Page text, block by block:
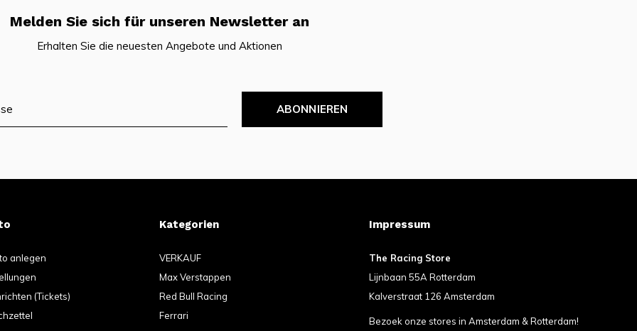
Melden Sie sich für unseren Newsletter an
Erhalten Sie die neuesten Angebote und Aktionen
ABONNIEREN
anlegen
(Tickets)
Kategorien
VERKAUF
Max Verstappen
Red Bull Racing
Ferrari
Impressum
The Racing Store
Lijnbaan 55A Rotterdam
Kalverstraat 126 Amsterdam
Bezoek onze stores in Amsterdam & Rotterdam!